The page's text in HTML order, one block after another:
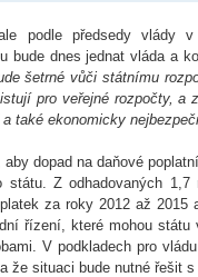
podle předsedy vlády
bude dnes jednat vláda a
šetrné vůči státnímu
pro veřejné rozpočty, a
také ekonomicky
dopad na daňové
státu. Z odhadovaných
za roky 2012 až 2015
řízení, které mohou
V podkladech pro
že situaci bude nutné řešit